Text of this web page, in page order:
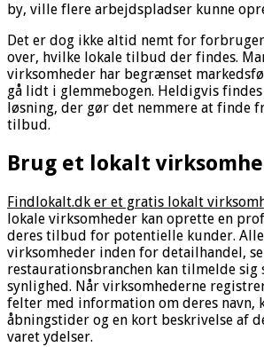
by, ville flere arbejdspladser kunne
Det er dog ikke altid nemt for
over, hvilke lokale tilbud der findes.
virksomheder har begrænset
gå lidt i glemmebogen. Heldigvis
løsning, der gør det nemmere at finde
tilbud.
Brug et lokalt
Findlokalt.dk er et gratis lokalt
lokale virksomheder kan oprette en
deres tilbud for potentielle kunder.
virksomheder inden for detailhandel,
restaurationsbranchen kan tilmelde sig
synlighed. Når virksomhederne
felter med information om deres navn,
åbningstider og en kort beskrivelse af
varet ydelser.